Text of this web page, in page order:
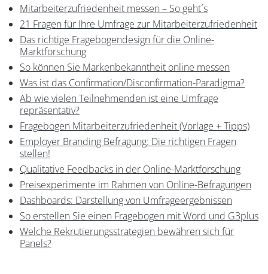
Mitarbeiterzufriedenheit messen – So geht´s
21 Fragen für Ihre Umfrage zur Mitarbeiterzufriedenheit
Das richtige Fragebogendesign für die Online-
Marktforschung
So können Sie Markenbekanntheit online messen
Was ist das Confirmation/Disconfirmation-Paradigma?
Ab wie vielen Teilnehmenden ist eine Umfrage
repräsentativ?
Fragebogen Mitarbeiterzufriedenheit (Vorlage + Tipps)
Employer Branding Befragung: Die richtigen Fragen
stellen!
Qualitative Feedbacks in der Online-Marktforschung
Preisexperimente im Rahmen von Online-Befragungen
Dashboards: Darstellung von Umfrageergebnissen
So erstellen Sie einen Fragebogen mit Word und G3plus
Welche Rekrutierungsstrategien bewähren sich für
Panels?